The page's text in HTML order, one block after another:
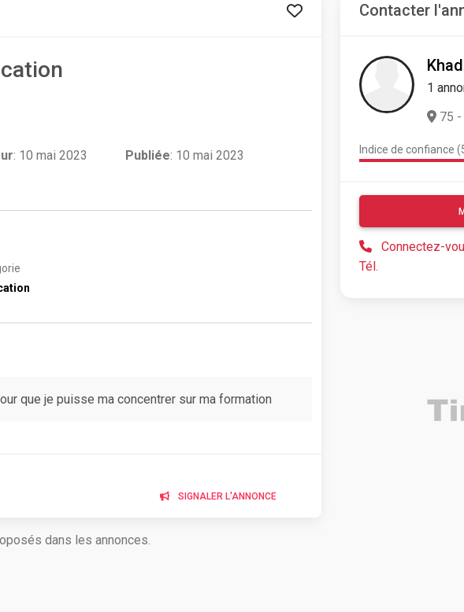
: 10 mai 2023 Publiée: 10 mai 2023
que je puisse ma concentrer sur ma formation
SIGNALER L'ANNONCE
dans les annonces.
Contacter
1
75
Indice de confiance
Connectez-
Tél.